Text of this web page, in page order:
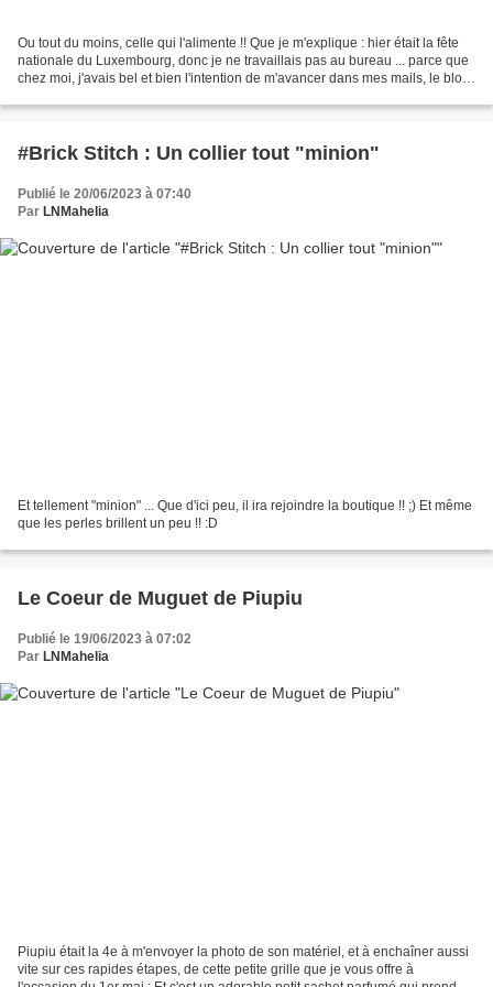
Ou tout du moins, celle qui l'alimente !! Que je m'explique : hier était la fête
nationale du Luxembourg, donc je ne travaillais pas au bureau ... parce que
chez moi, j'avais bel et bien l'intention de m'avancer dans mes mails, le blog,
#Brick Stitch : Un collier tout "minion"
Publié le 20/06/2023 à 07:40
Par LNMahelia
Et tellement "minion" ... Que d'ici peu, il ira rejoindre la boutique !! ;) Et même
que les perles brillent un peu !! :D
Le Coeur de Muguet de Piupiu
Publié le 19/06/2023 à 07:02
Par LNMahelia
Piupiu était la 4e à m'envoyer la photo de son matériel, et à enchaîner aussi
vite sur ces rapides étapes, de cette petite grille que je vous offre à